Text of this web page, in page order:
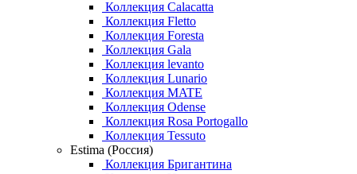
Коллекция Calacatta
Коллекция Fletto
Коллекция Foresta
Коллекция Gala
Коллекция levanto
Коллекция Lunario
Коллекция MATE
Коллекция Odense
Коллекция Rosa Portogallo
Коллекция Tessuto
Estima (Россия)
Коллекция Бригантина